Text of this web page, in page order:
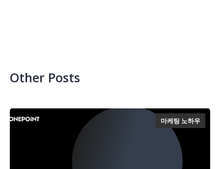
Other Posts
마케팅 노하우